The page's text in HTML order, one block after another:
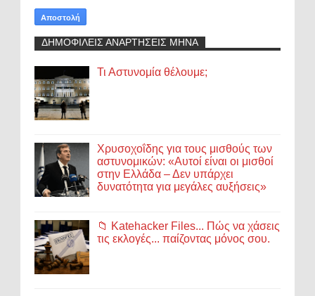
ΔΗΜΟΦΙΛΕΙΣ ΑΝΑΡΤΗΣΕΙΣ ΜΗΝΑ
Τι Αστυνομία θέλουμε;
Χρυσοχοΐδης για τους μισθούς των
αστυνομικών: «Αυτοί είναι οι μισθοί
στην Ελλάδα – Δεν υπάρχει
δυνατότητα για μεγάλες αυξήσεις»
📁 Katehacker Files... Πώς να χάσεις
τις εκλογές... παίζοντας μόνος σου.